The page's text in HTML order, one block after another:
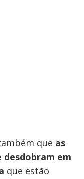
que as
desdobram em
que estão